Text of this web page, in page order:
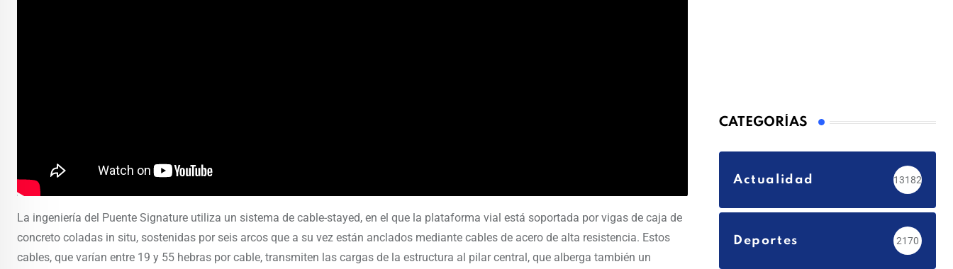
La ingeniería del Puente Signature utiliza un sistema de cable-stayed, en el que la plataforma vial está soportada por vigas de caja de
concreto coladas in situ, sostenidas por seis arcos que a su vez están anclados mediante cables de acero de alta resistencia. Estos
cables, que varían entre 19 y 55 hebras por cable, transmiten las cargas de la estructura al pilar central, que alberga también un
CATEGORÍAS
Actualidad 13182
Deportes 2170